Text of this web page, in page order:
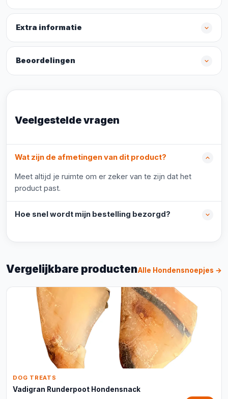
Extra informatie
Beoordelingen
Veelgestelde vragen
Wat zijn de afmetingen van dit product?
Meet altijd je ruimte om er zeker van te zijn dat het
product past.
Hoe snel wordt mijn bestelling bezorgd?
Vergelijkbare productenAlle Hondensnoepjes →
DOG TREATS
Vadigran Runderpoot Hondensnack